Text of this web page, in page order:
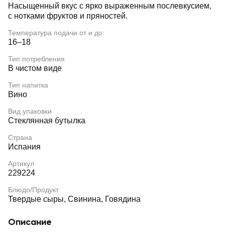
Насыщенный вкус с ярко выраженным послевкусием,
с нотками фруктов и пряностей.
Температура подачи от и до:
16–18
Тип потребления
В чистом виде
Тип напитка
Вино
Вид упаковки
Стеклянная бутылка
Страна
Испания
Артикул
229224
Блюдо/Продукт
Твердые сыры, Свинина, Говядина
Описание